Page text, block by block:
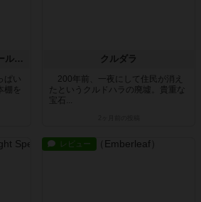
ア・プレイス・フォー・オール・マイ・ブックス
ぱい
棚を
クルダラ
200年前、一夜にして住民が消え
たというクルドハラの廃墟。貴重な
宝石...
レビュー